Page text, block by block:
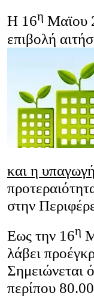
Η 16η Μαϊου
επιβολή
και η
στην
Εως την 16η
λάβει
Σημειώνεται
περίπου